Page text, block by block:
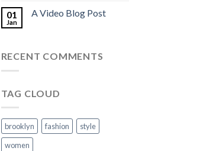
01
Jan
A Video Blog Post
RECENT COMMENTS
TAG CLOUD
brooklyn fashion
style
women